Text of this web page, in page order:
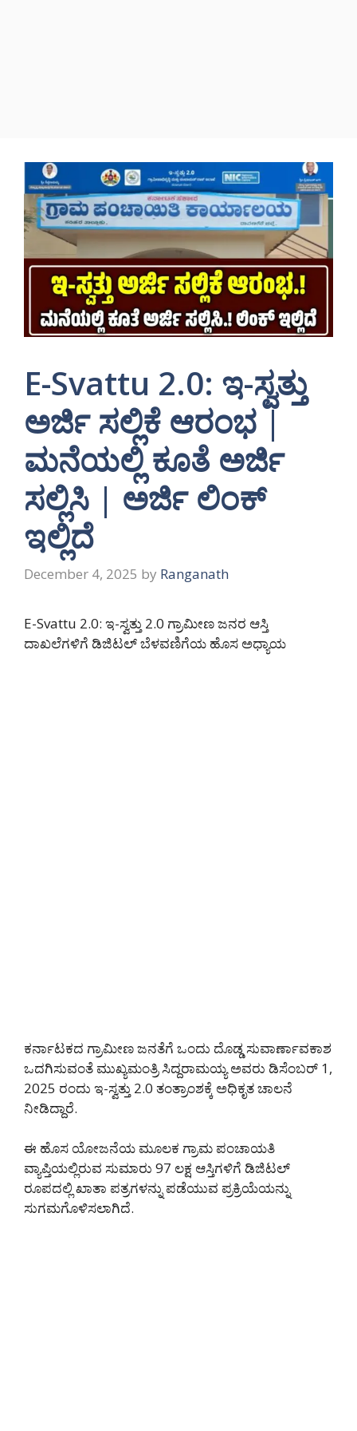
E-Svattu 2.0: ಇ-ಸ್ವತ್ತು
ಅರ್ಜಿ ಸಲ್ಲಿಕೆ ಆರಂಭ |
ಮನೆಯಲ್ಲಿ ಕೂತೆ ಅರ್ಜಿ
ಸಲ್ಲಿಸಿ | ಅರ್ಜಿ ಲಿಂಕ್
ಇಲ್ಲಿದೆ
December 4, 2025 by Ranganath
E-Svattu 2.0: ಇ-ಸ್ವತ್ತು 2.0 ಗ್ರಾಮೀಣ ಜನರ ಆಸ್ತಿ
ದಾಖಲೆಗಳಿಗೆ ಡಿಜಿಟಲ್ ಬೆಳವಣಿಗೆಯ ಹೊಸ ಅಧ್ಯಾಯ
ಕರ್ನಾಟಕದ ಗ್ರಾಮೀಣ ಜನತೆಗೆ ಒಂದು ದೊಡ್ಡ ಸುವಾರ್ಣಾವಕಾಶ
ಒದಗಿಸುವಂತೆ ಮುಖ್ಯಮಂತ್ರಿ ಸಿದ್ದರಾಮಯ್ಯ ಅವರು ಡಿಸೆಂಬರ್ 1,
2025 ರಂದು ಇ-ಸ್ವತ್ತು 2.0 ತಂತ್ರಾಂಶಕ್ಕೆ ಅಧಿಕೃತ ಚಾಲನೆ
ನೀಡಿದ್ದಾರೆ.
ಈ ಹೊಸ ಯೋಜನೆಯ ಮೂಲಕ ಗ್ರಾಮ ಪಂಚಾಯತಿ
ವ್ಯಾಪ್ತಿಯಲ್ಲಿರುವ ಸುಮಾರು 97 ಲಕ್ಷ ಆಸ್ತಿಗಳಿಗೆ ಡಿಜಿಟಲ್
ರೂಪದಲ್ಲಿ ಖಾತಾ ಪತ್ರಗಳನ್ನು ಪಡೆಯುವ ಪ್ರಕ್ರಿಯೆಯನ್ನು
ಸುಗಮಗೊಳಿಸಲಾಗಿದೆ.